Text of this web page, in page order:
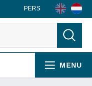
PERS
MENU